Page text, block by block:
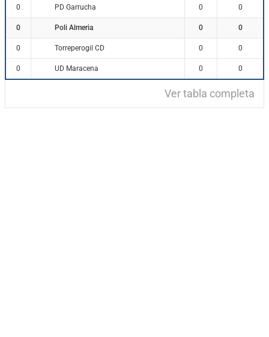
0 PD Garrucha 0 0
0 Poli Almeria 0 0
0 Torreperogil CD 0 0
0 UD Maracena 0 0
Ver tabla completa